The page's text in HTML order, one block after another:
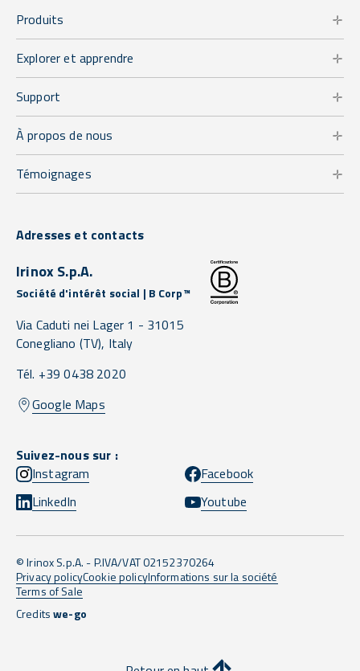
Produits
Explorer et apprendre
Support
À propos de nous
Témoignages
Adresses et contacts
Irinox S.p.A.
Société d'intérêt social | B Corp™
Via Caduti nei Lager 1 - 31015
Conegliano (TV), Italy
Tél. +39 0438 2020
Google Maps
Suivez-nous sur :
Instagram
Facebook
LinkedIn
Youtube
© Irinox S.p.A. - P.IVA/VAT 02152370264
Privacy policyCookie policyInformations sur la société
Terms of Sale
Creditswe-go